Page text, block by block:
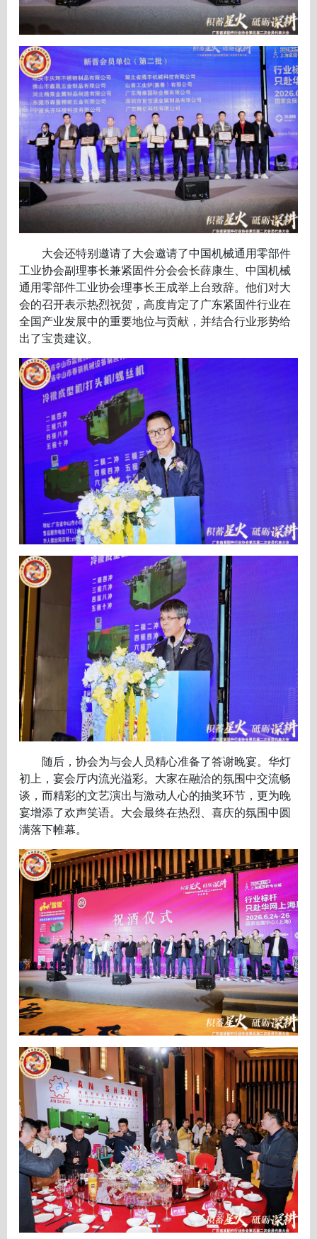
大会还特别邀请了大会邀请了中国机械通用零部件
工业协会副理事长兼紧固件分会会长薛康生、中国机械
通用零部件工业协会理事长王成举 上台致辞。他们对大
会的召开表示热烈祝贺，高度肯定了广东紧固件行业在
全国产业发展中的重要地位与贡献，并结合行业形势给
出了宝贵建议。
随后，协会为与会人员精心准备了答谢晚宴。华灯
初上，宴会厅内流光溢彩。大家在融洽的氛围中交流畅
谈，而精彩的文艺演出与激动人心的抽奖环节，更为晚
宴增添了欢声笑语。大会最终在热烈、喜庆的氛围中圆
满落下帷幕。